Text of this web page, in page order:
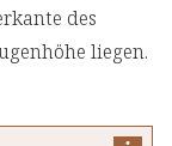
des
liegen.